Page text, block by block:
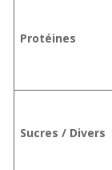
Protéines
Sucres / Divers